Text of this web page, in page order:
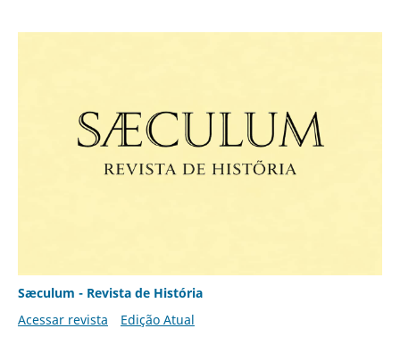
Sæculum - Revista de História
Acessar revista
Edição Atual